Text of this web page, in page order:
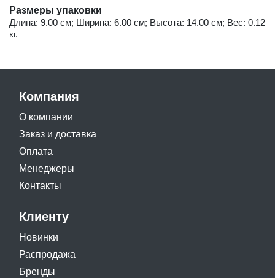
Размеры упаковки
Длина: 9.00 см; Ширина: 6.00 см; Высота: 14.00 см; Вес: 0.12
кг.
Компания
О компании
Заказ и доставка
Оплата
Менеджеры
Контакты
Клиенту
Новинки
Распродажа
Бренды